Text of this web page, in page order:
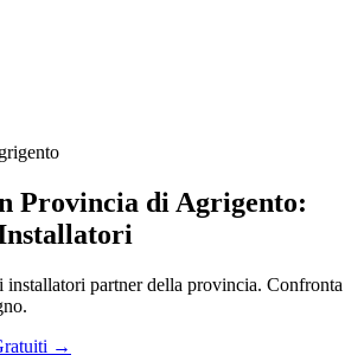
Provincia di Agrigento:
installatori partner della provincia. Confronta
→